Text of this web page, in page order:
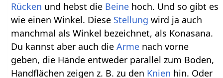
Rücken und hebst die Beine hoch. Und so gibt es
wie einen Winkel. Diese Stellung wird ja auch
manchmal als Winkel bezeichnet, als Konasana.
Du kannst aber auch dieArme nach vorne
geben, die Hände entweder parallel zum Boden,
Handflächen zeigen z. B. zu den Knien hin. Oder